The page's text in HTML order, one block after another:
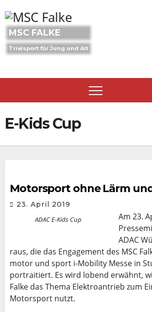
to
content
MSC FALKE
Trialsport für Jung und Alt
E-Kids Cup
Motorsport ohne Lärm
23. April 2019
ADAC E-Kids Cup
Am 23.
ADAC
raus, die das Engagement des MSC
motor und sport i-Mobility Messe in
portraitiert. Es wird lobend erwähnt,
Falke das Thema Elektroantrieb zum
Motorsport nutzt.